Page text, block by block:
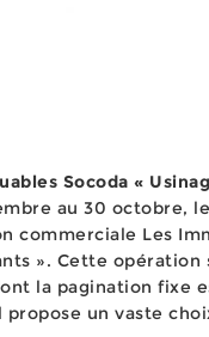
Socoda «
au 30 octobre,
commerciale Les
». Cette opération
la pagination fixe
propose un vaste